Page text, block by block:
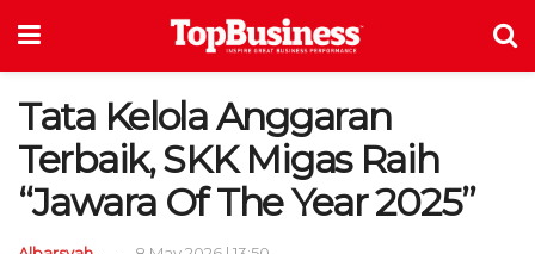
Tata Kelola Anggaran
Terbaik, SKK Migas Raih
“Jawara Of The Year 2025”